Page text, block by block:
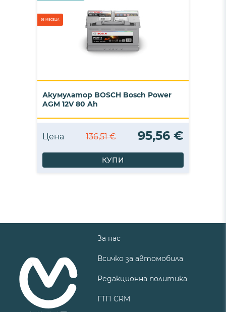
36 МЕСЕЦА
Акумулатор BOSCH Bosch Power
AGM 12V 80 Ah
Цена 136,51 € 95,56 €
КУПИ
За нас
Всичко за автомобила
Редакционна политика
ГТП CRM